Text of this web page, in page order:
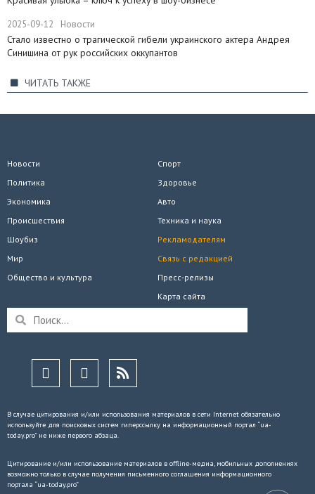
2025-09-12 Новости
Стало известно о трагической гибели украинского актера Андрея
Синишина от рук российских оккупантов
ЧИТАТЬ ТАКЖЕ
Новости
Политика
Экономика
Происшествия
Спорт
Здоровье
Авто
Техника и наука
Шоубиз
Мир
Общество и культура
Рекламодателям
Связь с редакцией
Пресс-релизы
Карта сайта
В случае цитирования и/или использования материалов в сети Internet обязательно
используйте для поисковых систем гиперссылку на информационный портал “ua-
today.pro” не ниже первого абзаца.
Цитирование и/или использование материалов в offline-медиа, мобильных дополнениях
возможно только в случае получения письменного соглашения информационного
портала “ua-today.pro”